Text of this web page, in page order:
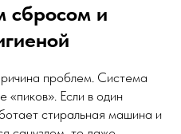
сбросом и
проблем. Система
Если в один
стиральная машина и